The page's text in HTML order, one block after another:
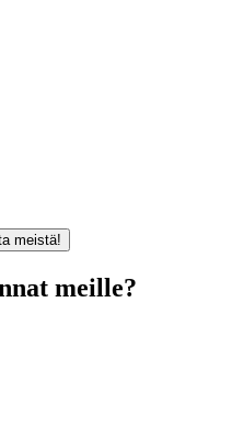
meistä!
meille?